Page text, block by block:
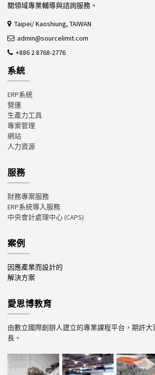
關領域專業輔導與諮詢服務。
Taipei/ Kaoshiung, TAIWAN
admin@sourcelimit.com
+886 2 8768-2776
系統
ERP系統
營運
生產力工具
專案管理
網站
人力資源
服務
財務專案服務
ERP系統導入服務
中央會計處理中心(CAPS)
案例
因應產業而設計的
解決方案
愛思博教育
由數立國際創辦人建立的專業課程平台，期許
長。